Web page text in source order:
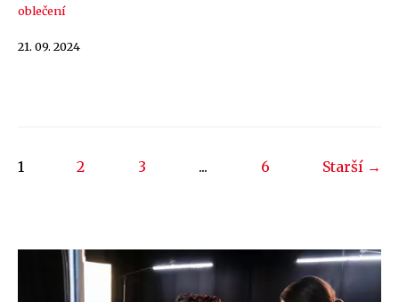
oblečení
21. 09. 2024
1 2 3 ... 6 Starší →